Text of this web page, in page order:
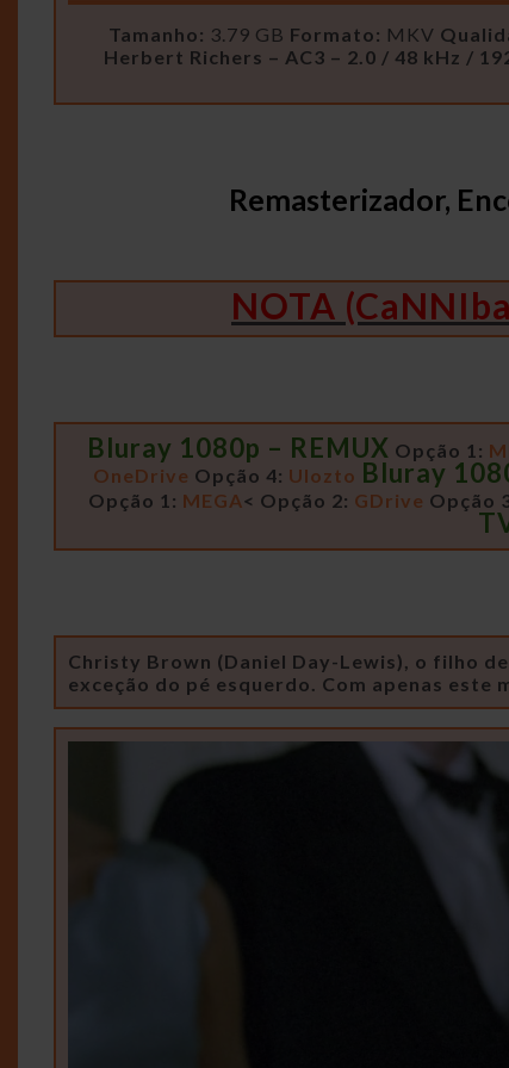
Tamanho: 3.79 GB Formato: MKV
Herbert Richers – AC3 – 2.0 / 48 kHz /
Remasterizador,
NOTA
Bluray 1080p – REMUX Opção 1:
OneDrive Opção 4: Ulozto Bluray
Opção 1: MEGA< Opção 2: GDrive Opção
Christy Brown (Daniel Day-Lewis), o filho
exceção do pé esquerdo. Com apenas